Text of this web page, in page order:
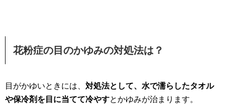
花粉症の目のかゆみの対処法は？
目がかゆいときには、 対処法として、水で濡らしたタオル
や保冷剤を目に当てて冷やすとかゆみが治まります。